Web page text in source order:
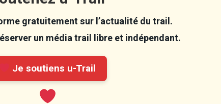
gratuitement sur l’actualité du trail.
un média trail libre et indépendant.
Je soutiens u-Trail